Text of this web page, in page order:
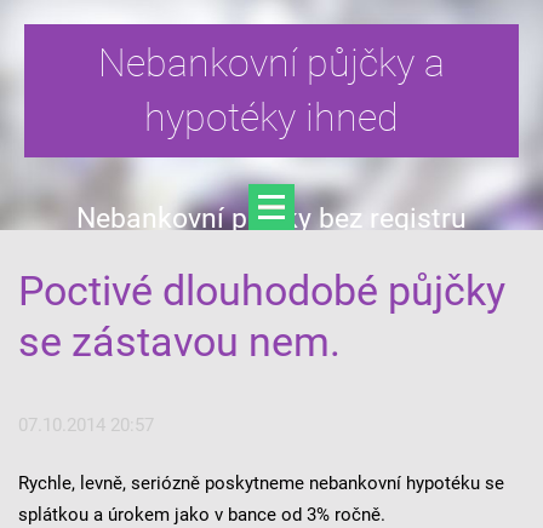
Nebankovní půjčky a
hypotéky ihned
Nebankovní půjčky bez registru
Poctivé dlouhodobé půjčky
se zástavou nem.
07.10.2014 20:57
Rychle, levně, seriózně poskytneme nebankovní hypotéku se
splátkou a úrokem jako v bance od 3% ročně.